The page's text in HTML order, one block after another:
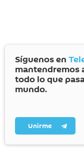
Síguenos en
mantendremos
todo lo que
mundo.
Unirme